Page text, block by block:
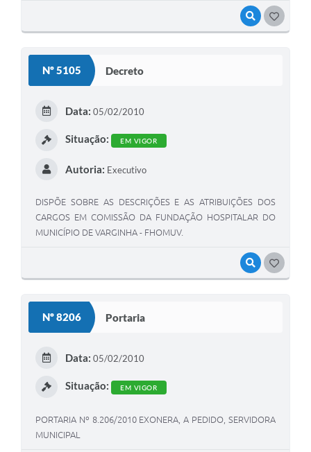
VISUALIZAR
Nº 5105 Decreto
VISUALIZAR
Data: 05/02/2010
Situação: EM VIGOR
Autoria: Executivo
DISPÕE SOBRE AS DESCRIÇÕES E AS ATRIBUIÇÕES DOS
CARGOS EM COMISSÃO DA FUNDAÇÃO HOSPITALAR DO
MUNICÍPIO DE VARGINHA - FHOMUV.
Nº 8206 Portaria
Data: 05/02/2010
Situação: EM VIGOR
PORTARIA Nº 8.206/2010 EXONERA, A PEDIDO, SERVIDORA
MUNICIPAL